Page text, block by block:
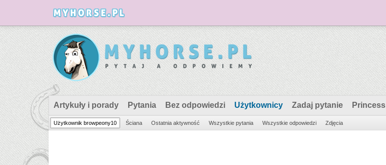
Artykuły i porady Pytania Bez odpowiedzi Użytkownicy Zadaj pytanie Princess
Użytkownik browpeony10 Ściana Ostatnia aktywność Wszystkie pytania Wszystkie odpowiedzi Zdjęcia